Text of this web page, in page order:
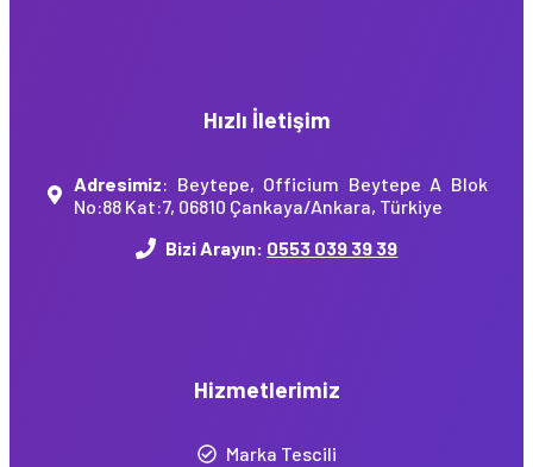
Hızlı İletişim
Adresimiz: Beytepe, Officium Beytepe A Blok
No:88 Kat:7, 06810 Çankaya/Ankara, Türkiye
Bizi Arayın: 0553 039 39 39
Hizmetlerimiz
Marka Tescili